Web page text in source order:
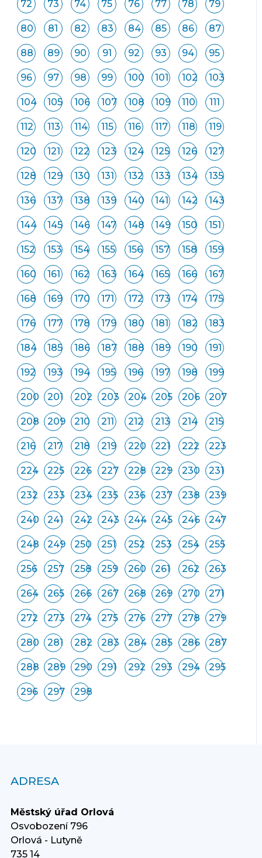
72 73 74 75 76 77 78 79
80 81 82 83 84 85 86 87
88 89 90 91 92 93 94 95
96 97 98 99 100 101 102 103
104 105 106 107 108 109 110 111
112 113 114 115 116 117 118 119
120 121 122 123 124 125 126 127
128 129 130 131 132 133 134 135
136 137 138 139 140 141 142 143
144 145 146 147 148 149 150 151
152 153 154 155 156 157 158 159
160 161 162 163 164 165 166 167
168 169 170 171 172 173 174 175
176 177 178 179 180 181 182 183
184 185 186 187 188 189 190 191
192 193 194 195 196 197 198 199
200 201 202 203 204 205 206 207
208 209 210 211 212 213 214 215
216 217 218 219 220 221 222 223
224 225 226 227 228 229 230 231
232 233 234 235 236 237 238 239
240 241 242 243 244 245 246 247
248 249 250 251 252 253 254 255
256 257 258 259 260 261 262 263
264 265 266 267 268 269 270 271
272 273 274 275 276 277 278 279
280 281 282 283 284 285 286 287
288 289 290 291 292 293 294 295
296 297 298
ADRESA
Městský úřad Orlová
Osvobození 796
Orlová - Lutyně
735 14